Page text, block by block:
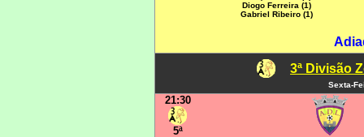
Diogo Ferreira (1)
Gabriel Ribeiro (1)
3ª Divisão
Sexta-
21:30
5ª